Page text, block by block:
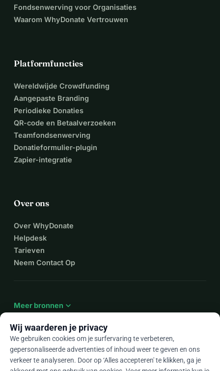
Fondsenwerving voor Organisaties
Waarom WhyDonate Vertrouwen
Platformfuncties
Wereldwijde Crowdfunding
Aangepaste Branding
Periodieke Donaties
QR-code en Betaalverzoeken
Teamfondsenwerving
Donatieformulier-plugin
Zapier-integratie
Over ons
Over WhyDonate
Helpdesk
Tarieven
Neem Contact Op
Meer bronnen expand_more
Nlarrow_drop_down
Wij waarderen je privacy
We gebruiken cookies om je surfervaring te verbeteren,
gepersonaliseerde advertenties of inhoud weer te geven en ons
verkeer te analyseren. Door op ‘Alles accepteren' te klikken, ga je